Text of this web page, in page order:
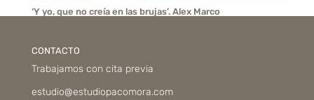
‘Y yo, que no creía en las brujas’. Alex Marco
CONTACTO
Trabajamos con cita previa
estudio@estudiopacomora.com